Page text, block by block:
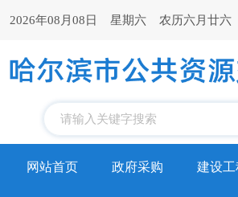
2026年08月08日 星期六 农历六月廿六
请输入关键字搜索
网站首页 政府采购 建设工